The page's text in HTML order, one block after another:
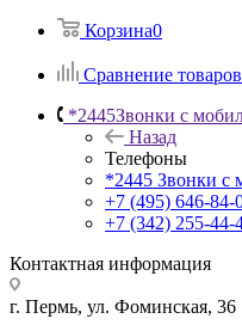
Корзина0
Сравнение товаров
*2445Звонки с
Назад
Телефоны
*2445 Звонки с
+7 (495) 646-84-
+7 (342) 255-44-
Контактная информация
г. Пермь, ул. Фоминская, 36